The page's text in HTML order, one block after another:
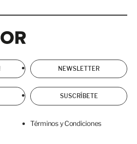
NEWSLETTER
SUSCRÍBETE
Términos y Condiciones